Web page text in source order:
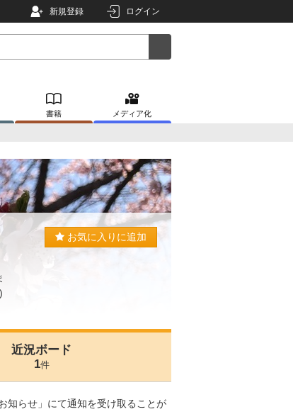
新規登録 ログイン
書籍 メディア化
お気に入りに追加
近況ボード
1件
知らせ」にて通知を受け取ることが